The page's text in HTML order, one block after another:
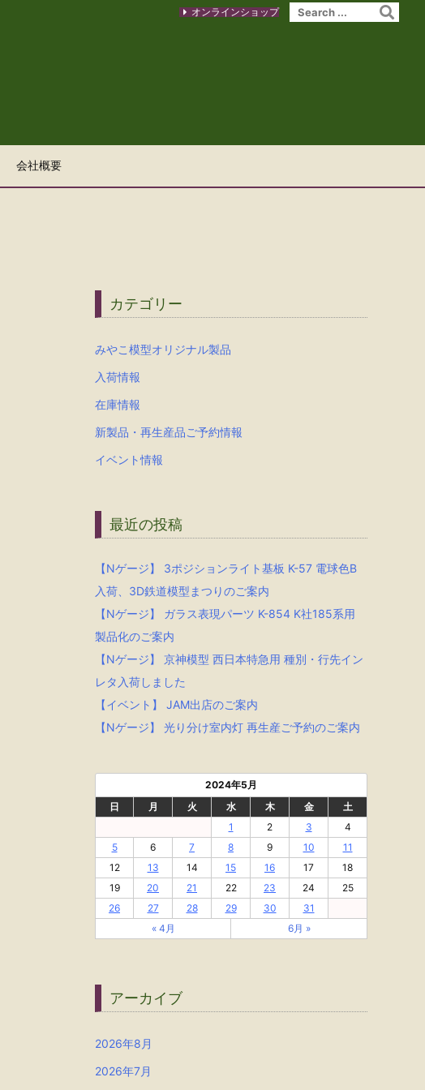
会社概要
オンラインショップ
カテゴリー
みやこ模型オリジナル製品
入荷情報
在庫情報
新製品・再生産品ご予約情報
イベント情報
最近の投稿
【Nゲージ】 3ポジションライト基板 K-57 電球色B
入荷、3D鉄道模型まつりのご案内
【Nゲージ】 ガラス表現パーツ K-854 K社185系用
製品化のご案内
【Nゲージ】 京神模型 西日本特急用 種別・行先イン
レタ入荷しました
【イベント】 JAM出店のご案内
【Nゲージ】 光り分け室内灯 再生産ご予約のご案内
2024年5月
日
月 火 水 木 金
土
1
2 3
4
5
6 7 8 9 10
11
12
13 14 15 16 17
18
19
20 21 22 23 24
25
26
27 28 29 30
31
« 4月
6月 »
アーカイブ
2026年8月
2026年7月